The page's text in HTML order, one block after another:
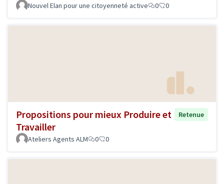
Nouvel Elan pour une citoyenneté active 0 0
Propositions pour mieux Produire et
Travailler
Retenue
Ateliers Agents ALM 0 0